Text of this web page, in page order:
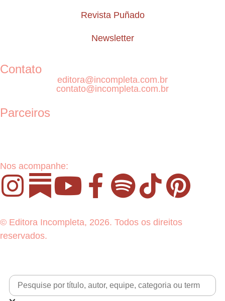
Revista Puñado
Newsletter
Contato
editora@incompleta.com.br
contato@incompleta.com.br
Parceiros
Nos acompanhe:
© Editora Incompleta, 2026. Todos os direitos
reservados.